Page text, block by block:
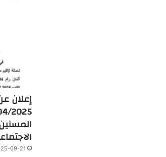
إعلان
09-21